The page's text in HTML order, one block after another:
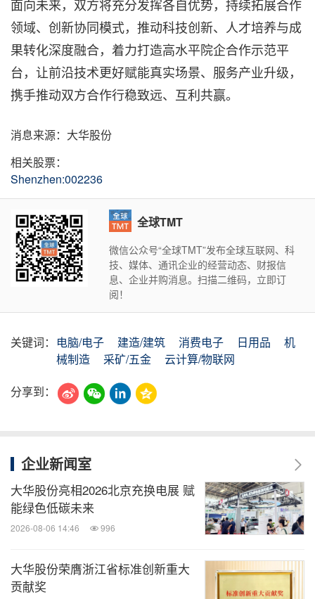
面向未来，双方将充分发挥各自优势，持续拓展合作
领域、创新协同模式，推动科技创新、人才培养与成
果转化深度融合，着力打造高水平院企合作示范平
台，让前沿技术更好赋能真实场景、服务产业升级，
携手推动双方合作行稳致远、互利共赢。
消息来源：大华股份
相关股票：
Shenzhen:002236
全球TMT
微信公众号“全球TMT”发布全球互联网、科
技、媒体、通讯企业的经营动态、财报信
息、企业并购消息。扫描二维码，立即订
阅！
关键词： 电脑/电子 建造/建筑 消费电子 日用品
机
械制造
采矿/五金
云计算/物联网
分享到：
企业新闻室
大华股份亮相2026北京充换电展 赋
能绿色低碳未来
2026-08-06 14:46 996
大华股份荣膺浙江省标准创新重大
贡献奖